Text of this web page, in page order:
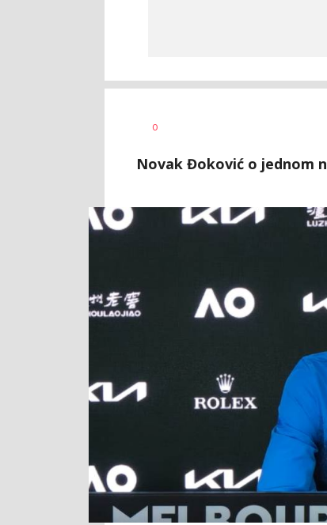
0
Novak Đoković o jednom